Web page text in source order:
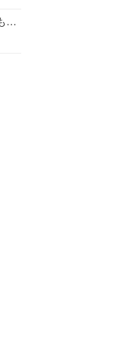
【タイコスメブランド一覧】日本でも人気沸騰中の“タイコスメ”ブランド20選！